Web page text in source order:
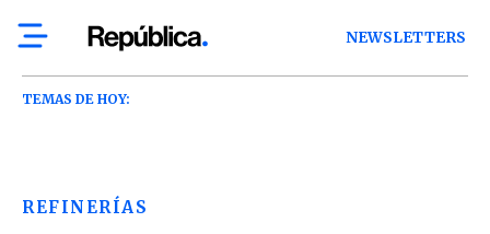
NEWSLETTERS
TEMAS DE HOY:
REFINERÍAS